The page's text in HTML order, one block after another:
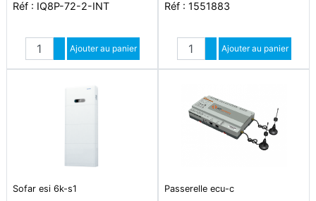
Réf : IQ8P-72-2-INT
Quantité
Augmenter quantité
Diminuer quantité
Ajouter au panier
Réf : 1551883
Quantité
Augmenter quantité
Diminuer quantité
Ajouter au panier
Sofar esi 6k-s1 Passerelle ecu-c